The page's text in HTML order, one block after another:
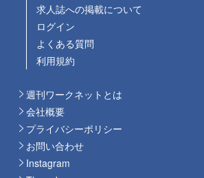
求人誌への掲載について
ログイン
よくある質問
利用規約
週刊ワークネットとは
会社概要
プライバシーポリシー
お問い合わせ
Instagram